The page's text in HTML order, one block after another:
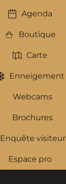
Agenda
Boutique
Carte
Enneigement
Webcams
Brochures
Enquête visiteur
Espace pro